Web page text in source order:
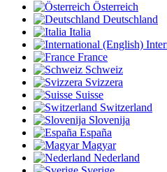
Österreich
Deutschland
Italia
France
Schweiz
Svizzera
Suisse
Switzerland
Slovenija
España
Magyar
Nederland